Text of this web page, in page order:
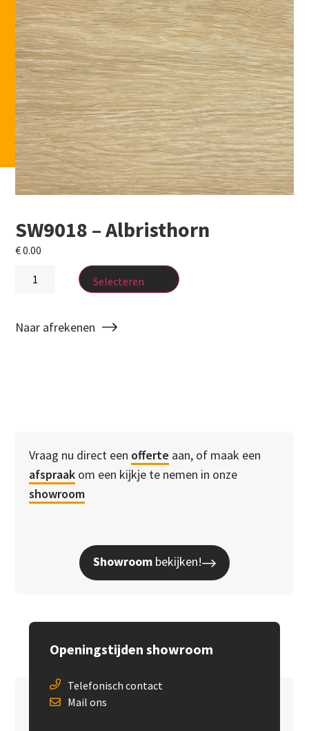
SW9018 – Albristhorn
€0.00
Selecteren
Naar afrekenen
Vraag nu direct een offerte aan, of maak een
afspraak om een kijkje te nemen in onze
showroom
Showroom bekijken!
Openingstijden showroom
Telefonisch contact
Mail ons